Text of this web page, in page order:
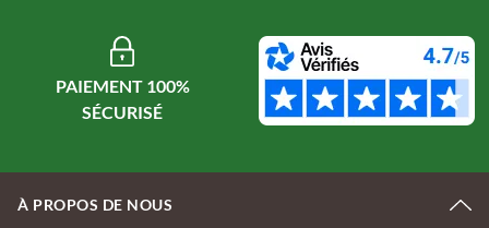
PAIEMENT 100%
À PROPOS DE NOUS